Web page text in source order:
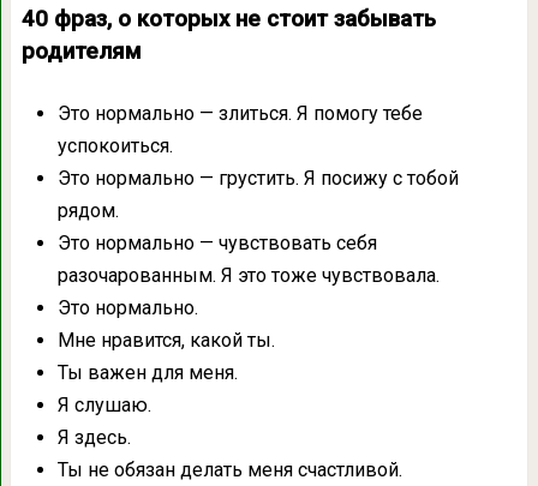
40 фраз, о которых не стоит забывать
родителям
Это нормально — злиться. Я помогу тебе
успокоиться.
Это нормально — грустить. Я посижу с тобой
рядом.
Это нормально — чувствовать себя
разочарованным. Я это тоже чувствовала.
Это нормально.
Мне нравится, какой ты.
Ты важен для меня.
Я слушаю.
Я здесь.
Ты не обязан делать меня счастливой.